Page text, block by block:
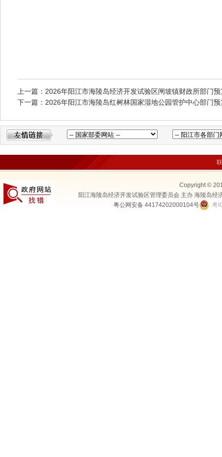
上一篇：2026年阳江市海陵岛经济开发试验区闸坡镇财政所部门预
下一篇：2026年阳江市海陵岛红树林国家湿地公园管护中心部门预
Copyright ©
阳江海陵岛经济开发试验区管理委员会 主办 海陵岛
粤公网安备 44174202000104号
粤